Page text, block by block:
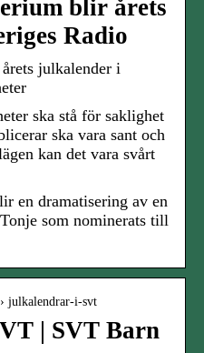
blir årets
Radio
julkalender i
ska stå för saklighet
ska vara sant och
kan det vara svårt
en dramatisering av en
som nominerats till
julkalendrar-i-svt
| SVT Barn